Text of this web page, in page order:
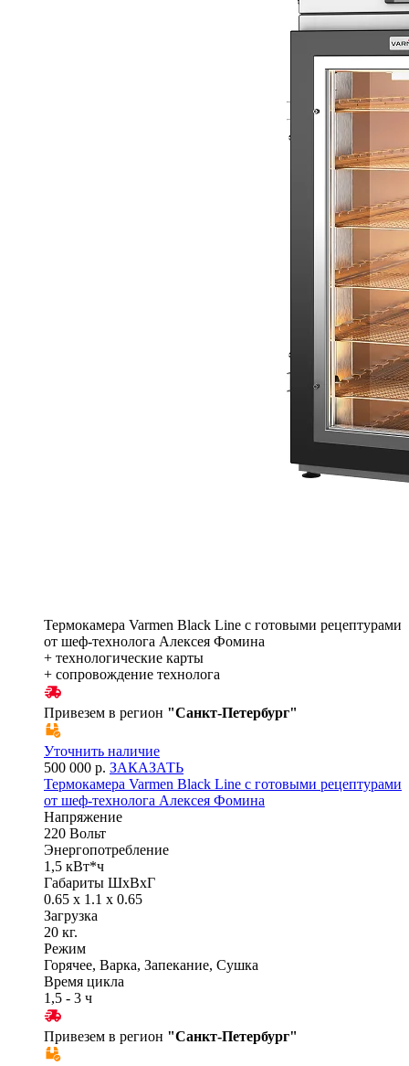
Термокамера Varmen Black Line с готовыми рецептурами
от шеф-технолога Алексея Фомина
+ технологические карты
+ сопровождение технолога
Привезем в регион "Санкт-Петербург"
Уточнить наличие
500 000 р. ЗАКАЗАТЬ
Термокамера Varmen Black Line с готовыми рецептурами
от шеф-технолога Алексея Фомина
Напряжение
220 Вольт
Энергопотребление
1,5 кВт*ч
Габариты ШхВхГ
0.65 x 1.1 x 0.65
Загрузка
20 кг.
Режим
Горячее, Варка, Запекание, Сушка
Время цикла
1,5 - 3 ч
Привезем в регион "Санкт-Петербург"